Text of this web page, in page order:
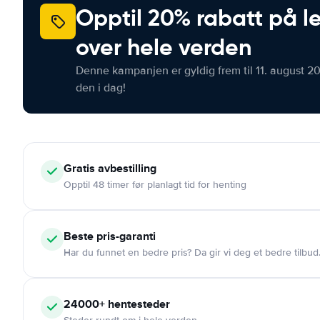
Opptil 20% rabatt på
over hele verden
Denne kampanjen er gyldig frem til 11. august
den i dag!
Gratis avbestilling
Opptil 48 timer før planlagt tid for henting
Beste pris-garanti
Har du funnet en bedre pris? Da gir vi deg et bedre tilbud.
24000+ hentesteder